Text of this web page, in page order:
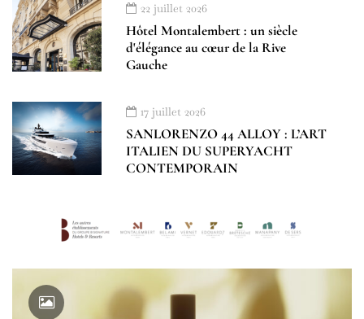
22 juillet 2026
Hôtel Montalembert : un siècle
d'élégance au cœur de la Rive
Gauche
17 juillet 2026
SANLORENZO 44 ALLOY : L’ART
ITALIEN DU SUPERYACHT
CONTEMPORAIN